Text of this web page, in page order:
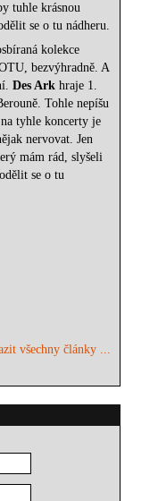
tuhle krásnou
se o tu nádheru.
kolekce
bezvýhradně. A
Des Ark hraje 1.
Tohle nepíšu
tyhle koncerty je
nervovat. Jen
mám rád, slyšeli
se o tu
všechny články ...